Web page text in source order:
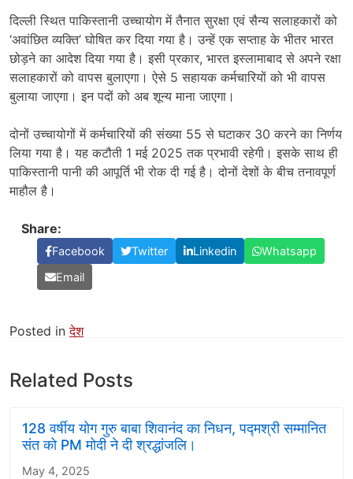
दिल्ली स्थित पाकिस्तानी उच्चायोग में तैनात सुरक्षा एवं सैन्य सलाहकारों को
‘अवांछित व्यक्ति’ घोषित कर दिया गया है। उन्हें एक सप्ताह के भीतर भारत
छोड़ने का आदेश दिया गया है। इसी प्रकार, भारत इस्लामाबाद से अपने रक्षा
सलाहकारों को वापस बुलाएगा। ऐसे 5 सहायक कर्मचारियों को भी वापस
बुलाया जाएगा। इन पदों को अब शून्य माना जाएगा।
दोनों उच्चायोगों में कर्मचारियों की संख्या 55 से घटाकर 30 करने का निर्णय
लिया गया है। यह कटौती 1 मई 2025 तक प्रभावी रहेगी। इसके साथ ही
पाकिस्तानी पानी की आपूर्ति भी रोक दी गई है। दोनों देशों के बीच तनावपूर्ण
माहौल है।
Share:
Facebook Twitter Linkedin
Whatsapp
Email
Posted inदेश
Related Posts
128 वर्षीय योग गुरु बाबा शिवानंद का निधन, पद्मश्री सम्मानित
संत को PM मोदी ने दी श्रद्धांजलि।
May 4, 2025